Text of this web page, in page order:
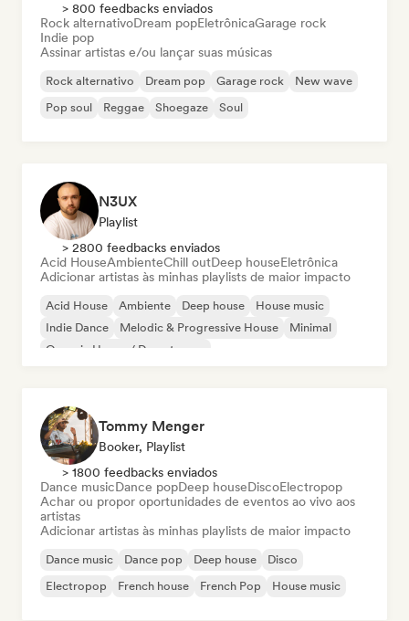
> 800 feedbacks enviados
Rock alternativoDream popEletrônicaGarage rock
Indie pop
Assinar artistas e/ou lançar suas músicas
Rock alternativo Dream pop Garage rock
New wave
Pop soul
Reggae Shoegaze Soul
N3UX
Playlist
> 2800 feedbacks enviados
Acid HouseAmbienteChill outDeep houseEletrônica
Adicionar artistas às minhas playlists de maior impacto
Acid House Ambiente Deep house
House music
Indie Dance
Melodic & Progressive House
Minimal
Organic House / Downtempo
Tommy Menger
Booker, Playlist
> 1800 feedbacks enviados
Dance musicDance popDeep houseDiscoElectropop
Achar ou propor oportunidades de eventos ao vivo aos
artistas
Adicionar artistas às minhas playlists de maior impacto
Dance music Dance pop Deep house
Disco
Electropop
French house French Pop House music